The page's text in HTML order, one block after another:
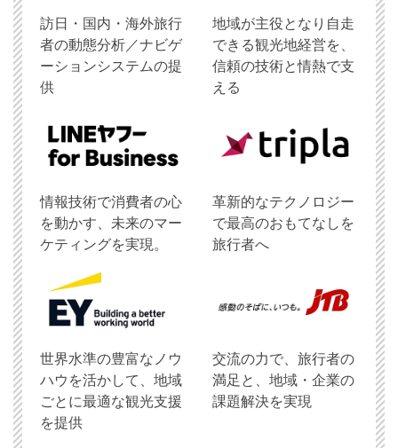
訪日・国内・海外旅行
者の動態分析／ナビゲ
ーションシステムの提
供
地域が主役となり自走
できる観光地経営を、
信頼の技術と情熱で支
える
情報技術で消費者の心
を動かす、未来のマー
ケティングを実現。
革新的なテクノロジー
で最高のおもてなしを
旅行者へ
世界水準の豊富なノウ
ハウを活かして、地域
ごとに最適な観光支援
を提供
交流の力で、旅行者の
満足と、地域・企業の
課題解決を実現